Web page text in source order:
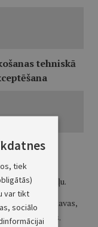
tehniskā
astoto daļu.
– Ādažu, Ķekavas,
Siguldas.
tiek
var tikt
sociālo